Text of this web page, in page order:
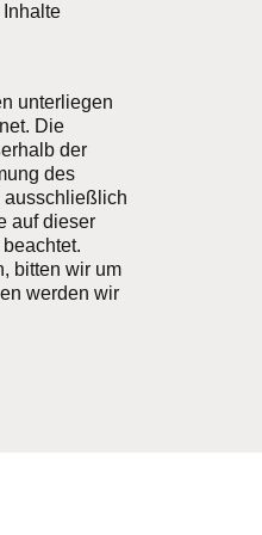
unterliegen
Die
der
des
ausschließlich
auf dieser
bitten wir um
werden wir